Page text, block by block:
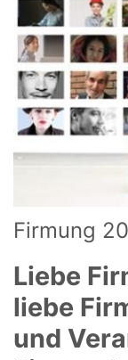
Firmung
Liebe
liebe
und